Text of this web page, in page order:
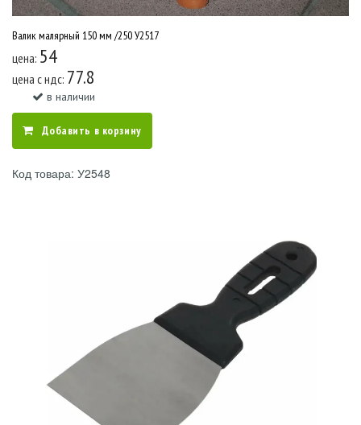
Валик малярный 150 мм /250 У2517
цена: 54
цена c ндс: 77.8
в наличии
Добавить в корзину
Код товара: У2548